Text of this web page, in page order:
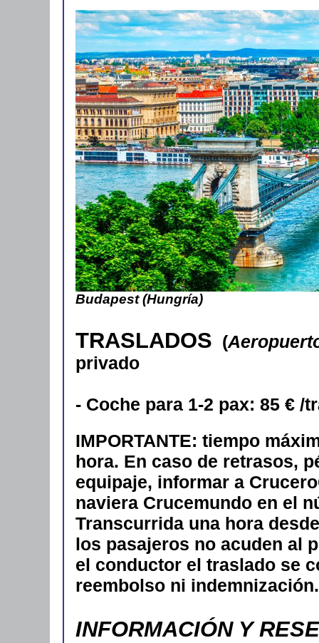
Budapest (Hungría)
TRASLADOS (
privado
- Coche para 1-2 pax: 85 € /
IMPORTANTE: tiempo
hora. En caso de retrasos,
equipaje, informar a
naviera Crucemundo en el
Transcurrida una hora
los pasajeros no acuden al
el conductor el traslado se
reembolso ni indemnización.
INFORMACIÓN Y